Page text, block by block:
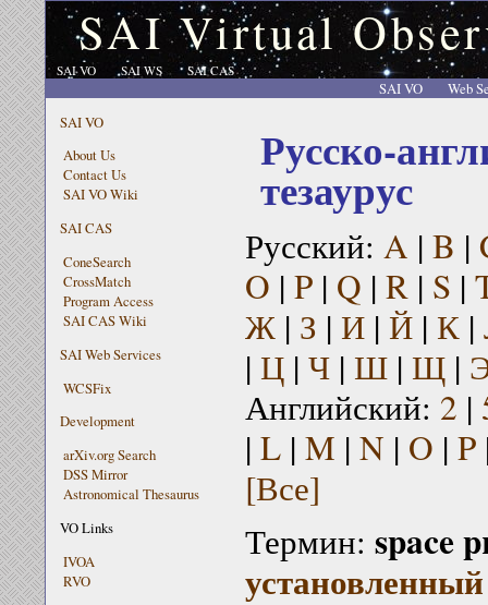
SAI Virtual
SAI VO SAI WS SAI CAS
SAI VO
Web
SAI VO
About Us
Contact Us
SAI VO Wiki
SAI CAS
ConeSearch
CrossMatch
Program Access
SAI CAS Wiki
SAI Web Services
WCSFix
Development
arXiv.org Search
DSS Mirror
Astronomical Thesaurus
VO Links
IVOA
RVO
Русско-
тезаурус
Русский: A | B |
O | P| Q | R| S |
Ж| З | И| Й| К|
| Ц| Ч| Ш| Щ|
Английский: 2 |
| L| M | N | O | P
[Все]
Термин: space